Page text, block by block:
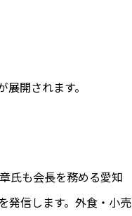
開されます。
氏も会長を務める愛知
発信します。外食・小売